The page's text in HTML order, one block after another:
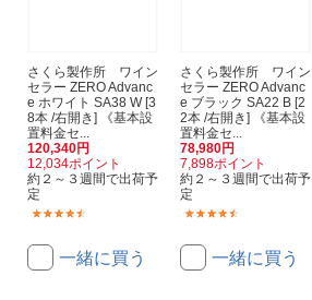
さくら製作所 ワイン
セラー ZERO Advanc
e ホワイト SA38 W [3
8本 /右開き] 《基本設
置料金セ...
120,340円
12,034ポイント
約２～３週間で出荷予
定
一緒に買う
さくら製作所 ワイン
セラー ZERO Advanc
e ブラック SA22 B [2
2本 /右開き] 《基本設
置料金セ...
78,980円
7,898ポイント
約２～３週間で出荷予
定
一緒に買う